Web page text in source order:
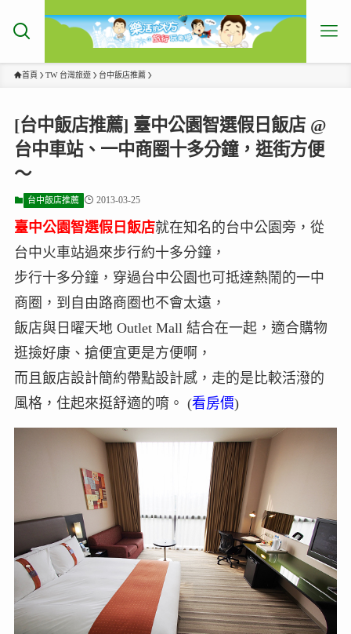
首頁 TW 台灣旅遊 台中飯店推薦
[台中飯店推薦] 臺中公園智選假日飯店 @
台中車站、一中商圈十多分鐘，逛街方便
～
台中飯店推薦 2013-03-25
臺中公園智選假日飯店就在知名的台中公園旁，從
台中火車站過來步行約十多分鐘，
步行十多分鐘，穿過台中公園也可抵達熱鬧的一中
商圈，到自由路商圈也不會太遠，
飯店與日曜天地 Outlet Mall 結合在一起，適合購物
逛撿好康、搶便宜更是方便啊，
而且飯店設計簡約帶點設計感，走的是比較活潑的
風格，住起來挺舒適的唷。 (看房價)